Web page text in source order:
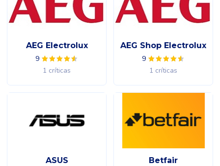
AEG Electrolux
9
1 críticas
AEG Shop Electrolux
9
1 críticas
ASUS
Betfair